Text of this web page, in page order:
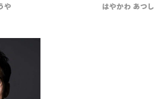
や はやかわ あつし